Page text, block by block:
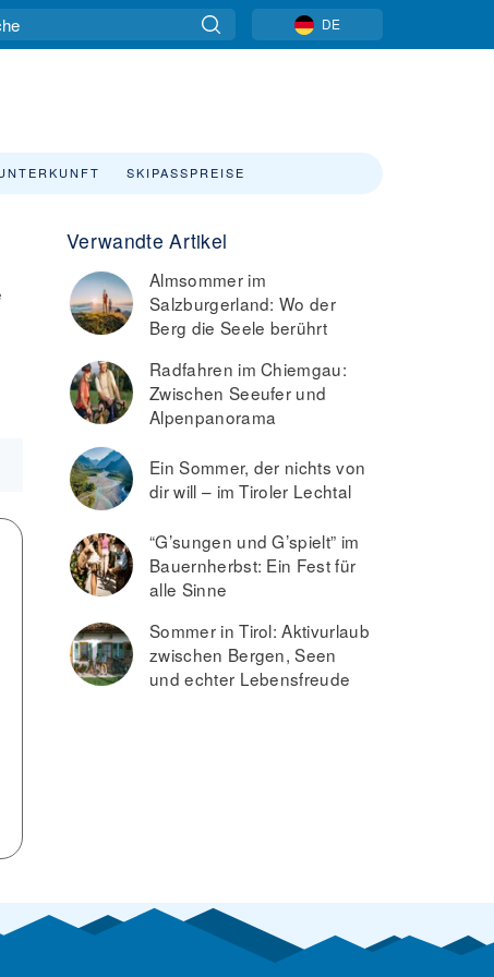
DE
SKIPASSPREISE
Verwandte Artikel
Almsommer im
Salzburgerland: Wo der
Berg die Seele berührt
Radfahren im Chiemgau:
Zwischen Seeufer und
Alpenpanorama
Ein Sommer, der nichts von
dir will – im Tiroler Lechtal
“G’sungen und G’spielt” im
Bauernherbst: Ein Fest für
alle Sinne
Sommer in Tirol: Aktivurlaub
zwischen Bergen, Seen
und echter Lebensfreude